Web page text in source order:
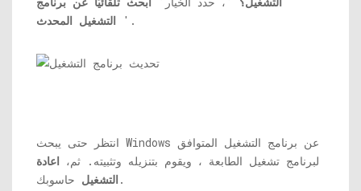
التشغيل المحدث '.
انتظر حتى يبحث Windows عن برنامج التشغيل المتوافق
لبرنامج تشغيل الطابعة ، ويقوم بتنزيله وتثبيته. ثم، اعادة
التشغيل حاسوبك.